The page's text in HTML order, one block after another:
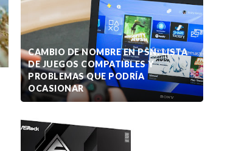
CAMBIO DE NOMBRE EN PSN: LISTA
DE JUEGOS COMPATIBLES Y
PROBLEMAS QUE PODRÍA
OCASIONAR